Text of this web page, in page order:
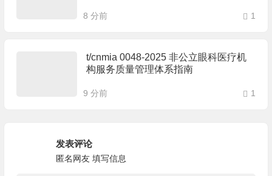
8 分前 1
t/cnmia 0048-2025 非公立眼科医疗机
构服务质量管理体系指南
9 分前 1
发表评论
匿名网友 填写信息